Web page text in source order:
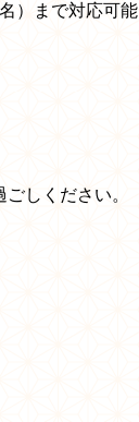
）まで対応可能
しください。